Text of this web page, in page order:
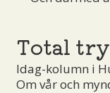
Total
Idag-kolumn i
Om vår och